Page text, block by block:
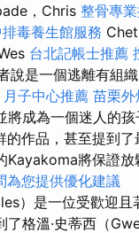
，Chris 整骨專
毒養生館服務 Chet
台北記帳士推薦
說是一個逃離有組
月子中心推薦 苗栗外
將成為一個迷人的孩
的作品，甚至提到了
Kayakoma將保證放
為您提供優化建議
）是一位受歡迎且
格溫·史蒂西（